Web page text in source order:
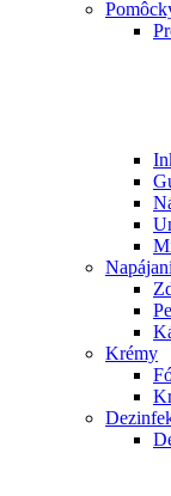
Krémy